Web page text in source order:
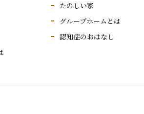
たのしい家
グループホームとは
認知症のおはなし